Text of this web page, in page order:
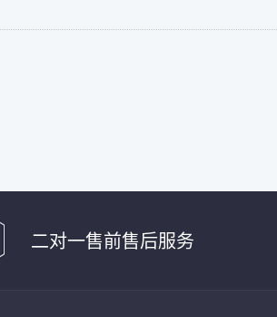
二对一售前售后服务